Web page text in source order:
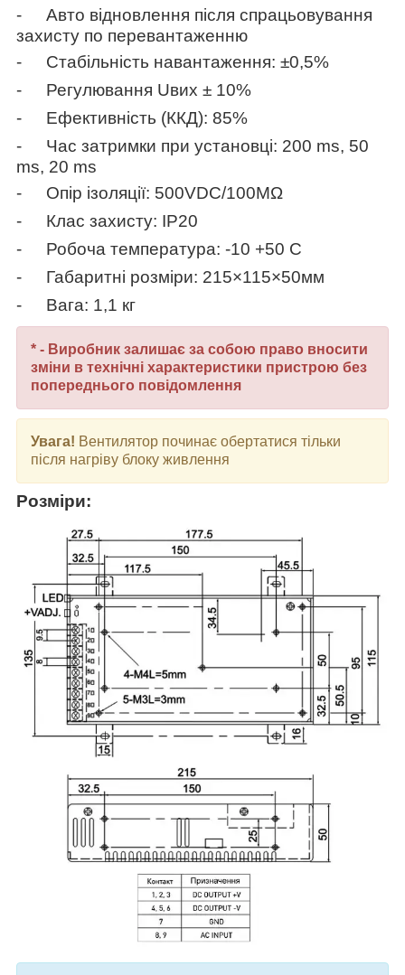
-
Авто відновлення після спрацьовування
захисту по перевантаженню
-
Стабільність навантаження: ±0,5%
-
Регулювання Uвих ± 10%
-
Ефективність (ККД): 85%
-
Час затримки при установці: 200 ms, 50
ms, 20 ms
-
Опір ізоляції: 500VDC/100MΩ
-
Клас захисту: IP20
-
Робоча температура: -10 +50 С
-
Габаритні розміри: 215×115×50мм
-
Вага: 1,1 кг
* - Виробник залишає за собою право вносити
зміни в технічні характеристики пристрою без
попереднього повідомлення
Увага! Вентилятор починає обертатися тільки
після нагріву блоку живлення
Розміри: